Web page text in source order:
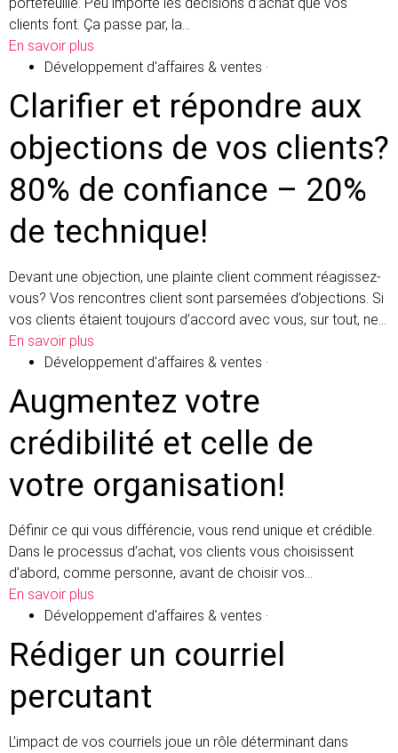
clients font. Ça passe par, la…
En savoir plus
Développement d'affaires & ventes ·
Clarifier et répondre aux
objections de vos clients?
80% de confiance – 20%
de technique!
Devant une objection, une plainte client comment réagissez-
vous? Vos rencontres client sont parsemées d’objections. Si
vos clients étaient toujours d’accord avec vous, sur tout, ne…
En savoir plus
Développement d'affaires & ventes ·
Augmentez votre
crédibilité et celle de
votre organisation!
Définir ce qui vous différencie, vous rend unique et crédible.
Dans le processus d’achat, vos clients vous choisissent
d’abord, comme personne, avant de choisir vos…
En savoir plus
Développement d'affaires & ventes ·
Rédiger un courriel
percutant
L’impact de vos courriels joue un rôle déterminant dans